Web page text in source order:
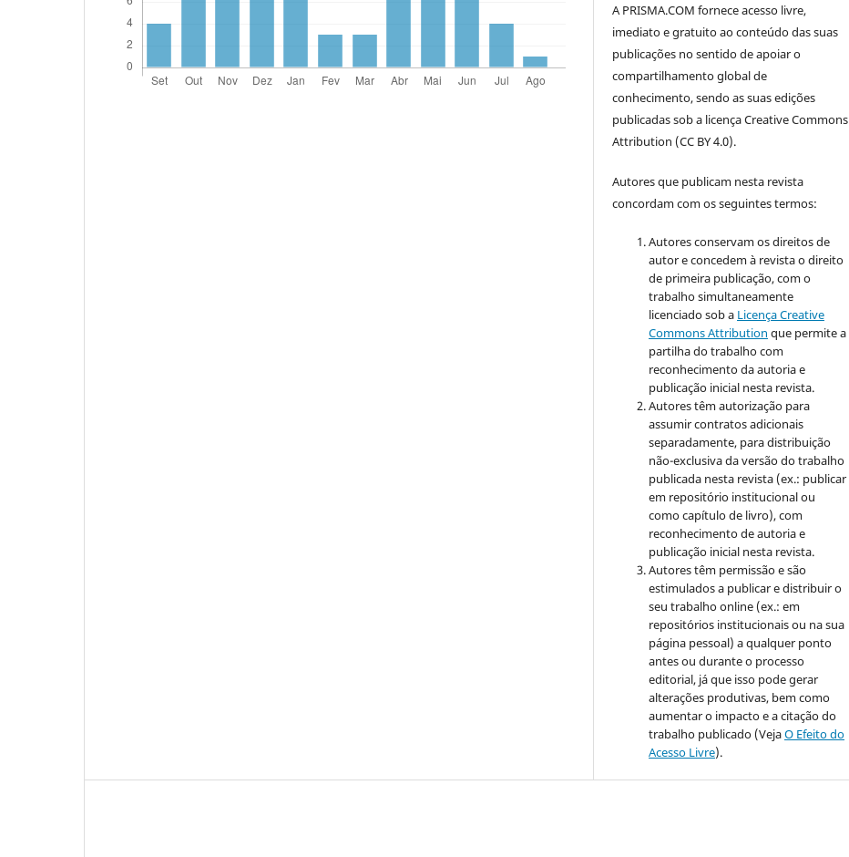
A PRISMA.COM fornece acesso livre,
imediato e gratuito ao conteúdo das suas
publicações no sentido de apoiar o
compartilhamento global de
conhecimento, sendo as suas edições
publicadas sob a licença Creative Commons
Attribution (CC BY 4.0).
Autores que publicam nesta revista
concordam com os seguintes termos:
Autores conservam os direitos de
autor e concedem à revista o direito
de primeira publicação, com o
trabalho simultaneamente
licenciado sob a Licença Creative
Commons Attribution que permite a
partilha do trabalho com
reconhecimento da autoria e
publicação inicial nesta revista.
Autores têm autorização para
assumir contratos adicionais
separadamente, para distribuição
não-exclusiva da versão do trabalho
publicada nesta revista (ex.: publicar
em repositório institucional ou
como capítulo de livro), com
reconhecimento de autoria e
publicação inicial nesta revista.
Autores têm permissão e são
estimulados a publicar e distribuir o
seu trabalho online (ex.: em
repositórios institucionais ou na sua
página pessoal) a qualquer ponto
antes ou durante o processo
editorial, já que isso pode gerar
alterações produtivas, bem como
aumentar o impacto e a citação do
trabalho publicado (VejaO Efeito do
Acesso Livre).